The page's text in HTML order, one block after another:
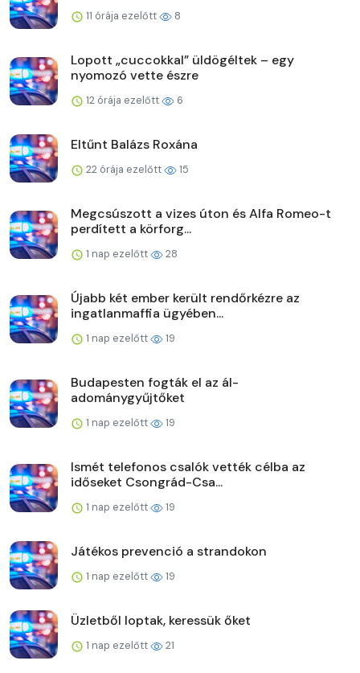
11 órája ezelőtt 8
Lopott „cuccokkal” üldögéltek – egy
nyomozó vette észre
12 órája ezelőtt 6
Eltűnt Balázs Roxána
22 órája ezelőtt 15
Megcsúszott a vizes úton és Alfa Romeo-t
perdített a körforg...
1 nap ezelőtt 28
Újabb két ember került rendőrkézre az
ingatlanmaffia ügyében...
1 nap ezelőtt 19
Budapesten fogták el az ál-
adománygyűjtőket
1 nap ezelőtt 19
Ismét telefonos csalók vették célba az
időseket Csongrád-Csa...
1 nap ezelőtt 19
Játékos prevenció a strandokon
1 nap ezelőtt 19
Üzletből loptak, keressük őket
1 nap ezelőtt 21